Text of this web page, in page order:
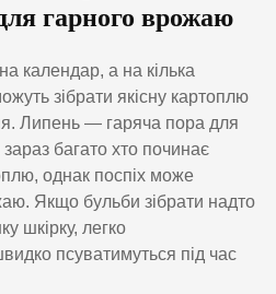
гарного врожаю
календар, а на кілька
зібрати якісну картоплю
Липень — гаряча пора для
багато хто починає
однак поспіх може
Якщо бульби зібрати надто
шкірку, легко
псуватимуться під час